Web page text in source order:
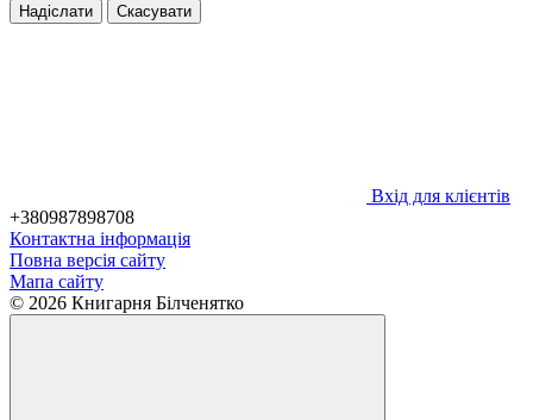
Надіслати Скасувати
Вхід для клієнтів
+380987898708
Контактна інформація
Повна версія сайту
Мапа сайту
© 2026 Книгарня Білченятко